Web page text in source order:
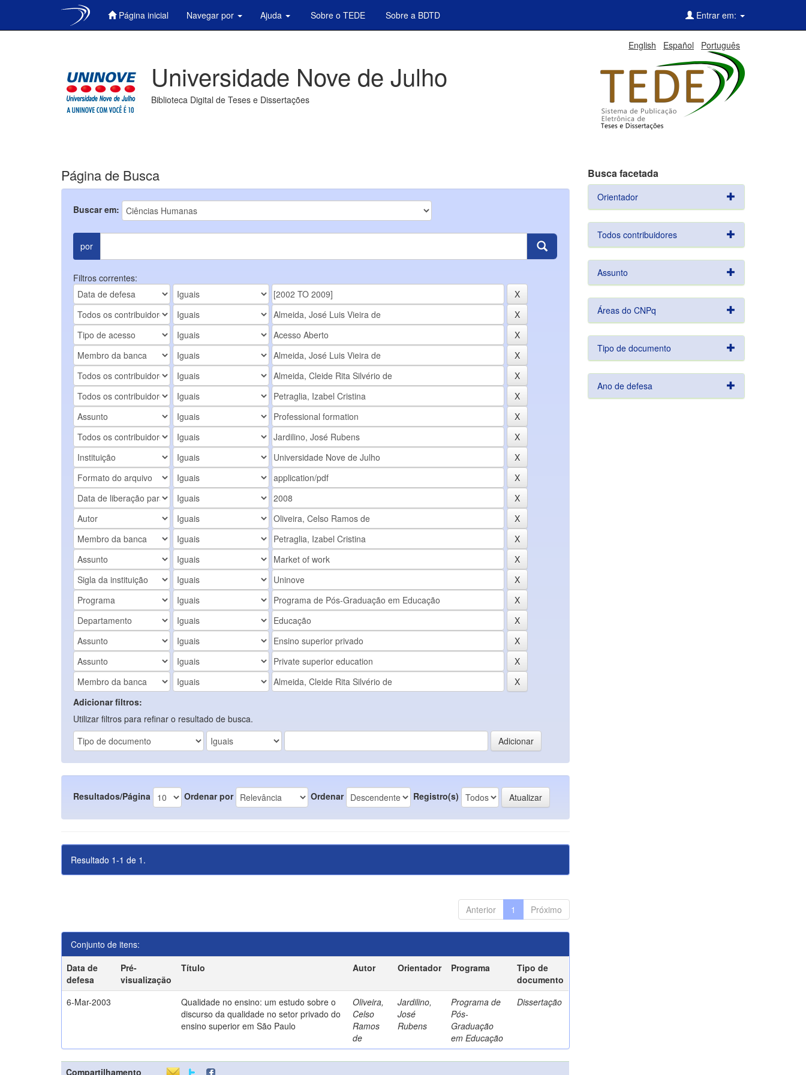
Página inicial Navegar por Ajuda Sobre o TEDE Sobre a BDTD Entrar em:
English Español Português
Universidade Nove de Julho
Biblioteca Digital de Teses e Dissertações
Página de Busca
Buscar em:
por
Filtros correntes:
Adicionar filtros:
Utilizar filtros para refinar o resultado de busca.
Resultados/Página Ordenar por Ordenar Registro(s)
Resultado 1-1 de 1.
Anterior 1 Próximo
Conjunto de itens:
Data de
defesa
Pré-
visualização
Título Autor Orientador Programa
Tipo de
documento
6-Mar-2003
Qualidade no ensino: um estudo sobre o
discurso da qualidade no setor privado do
ensino superior em São Paulo
Oliveira,
Celso
Ramos
de
Jardilino,
José
Rubens
Programa de
Pós-
Graduação
em Educação
Dissertação
Compartilhamento
Busca facetada
Orientador
Todos contribuidores
Assunto
Áreas do CNPq
Tipo de documento
Ano de defesa